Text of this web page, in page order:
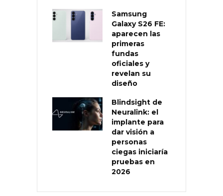
Samsung
Galaxy S26 FE:
aparecen las
primeras
fundas
oficiales y
revelan su
diseño
Blindsight de
Neuralink: el
implante para
dar visión a
personas
ciegas iniciaría
pruebas en
2026